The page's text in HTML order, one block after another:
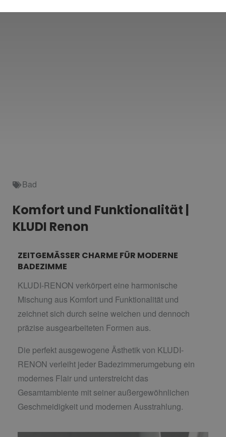
Bad
Komfort und Funktionalität |
KLUDI Renon
ZEITGEMÄSSER CHARME FÜR MODERNE
BADEZIMME
KLUDI-RENON verkörpert eine harmonische
Mischung aus Komfort und Funktionalität und
zeichnet sich durch seine weichen und dennoch
präzise ausgearbeiteten Formen aus.
Die perfekt ausgewogene Ästhetik von KLUDI-
RENON verleiht jeder Badezimmerumgebung ein
modernes Flair und unterstreicht das
Gesamtambiente mit seiner außergewöhnlichen
Geschmeidigkeit und modernen Ausstrahlung.